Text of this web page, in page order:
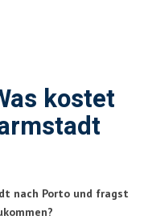
kostet
nach Porto und fragst